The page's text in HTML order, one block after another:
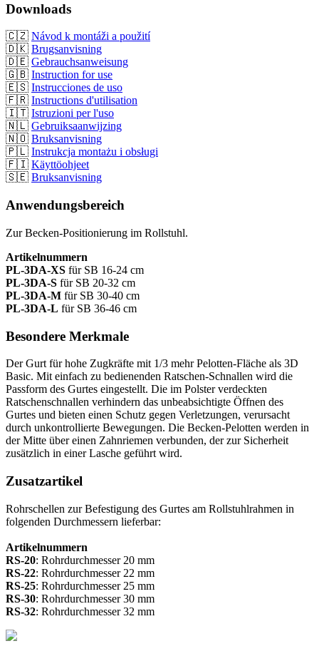
Downloads
🇨🇿 Návod k montáži a použití
🇩🇰 Brugsanvisning
🇩🇪 Gebrauchsanweisung
🇬🇧 Instruction for use
🇪🇸 Instrucciones de uso
🇫🇷 Instructions d'utilisation
🇮🇹 Istruzioni per l'uso
🇳🇱 Gebruiksaanwijzing
🇳🇴 Bruksanvisning
🇵🇱 Instrukcja montażu i obsługi
🇫🇮 Käyttöohjeet
🇸🇪 Bruksanvisning
Anwendungsbereich
Zur Becken-Positionierung im Rollstuhl.
Artikelnummern
PL-3DA-XS für SB 16-24 cm
PL-3DA-S für SB 20-32 cm
PL-3DA-M für SB 30-40 cm
PL-3DA-L für SB 36-46 cm
Besondere Merkmale
Der Gurt für hohe Zugkräfte mit 1/3 mehr Pelotten-Fläche als 3D
Basic. Mit einfach zu bedienenden Ratschen-Schnallen wird die
Passform des Gurtes eingestellt. Die im Polster verdeckten
Ratschenschnallen verhindern das unbeabsichtigte Öffnen des
Gurtes und bieten einen Schutz gegen Verletzungen, verursacht
durch unkontrollierte Bewegungen. Die Becken-Pelotten werden in
der Mitte über einen Zahnriemen verbunden, der zur Sicherheit
zusätzlich in einer Lasche geführt wird.
Zusatzartikel
Rohrschellen zur Befestigung des Gurtes am Rollstuhlrahmen in
folgenden Durchmessern lieferbar:
Artikelnummern
RS-20: Rohrdurchmesser 20 mm
RS-22: Rohrdurchmesser 22 mm
RS-25: Rohrdurchmesser 25 mm
RS-30: Rohrdurchmesser 30 mm
RS-32: Rohrdurchmesser 32 mm